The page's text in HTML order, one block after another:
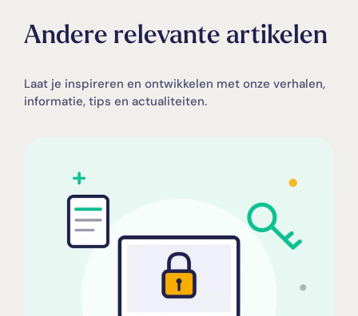
Andere relevante artikelen
Laat je inspireren en ontwikkelen met onze verhalen,
informatie, tips en actualiteiten.